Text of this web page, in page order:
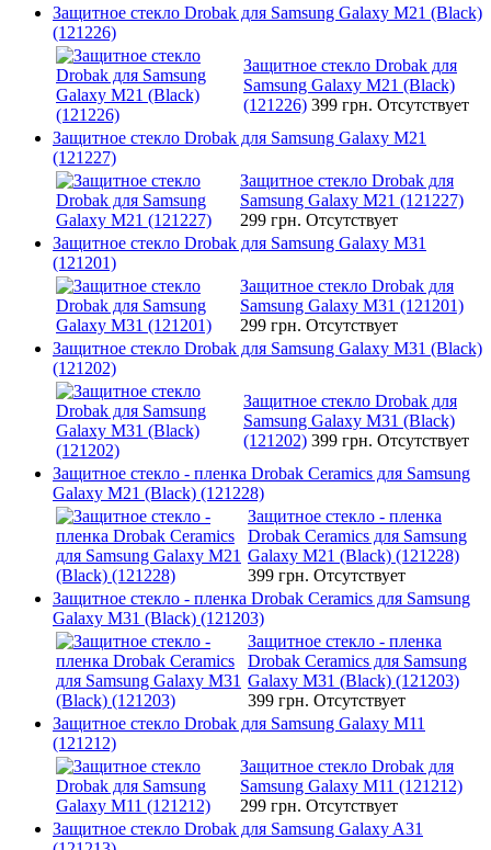
Защитное стекло Drobak для Samsung Galaxy М21 (Black)
(121226)
Защитное стекло Drobak для
Samsung Galaxy М21 (Black)
(121226) 399 грн. Отсутствует
Защитное стекло Drobak для Samsung Galaxy М21
(121227)
Защитное стекло Drobak для
Samsung Galaxy М21 (121227)
299 грн. Отсутствует
Защитное стекло Drobak для Samsung Galaxy М31
(121201)
Защитное стекло Drobak для
Samsung Galaxy М31 (121201)
299 грн. Отсутствует
Защитное стекло Drobak для Samsung Galaxy М31 (Black)
(121202)
Защитное стекло Drobak для
Samsung Galaxy М31 (Black)
(121202) 399 грн. Отсутствует
Защитное стекло - пленка Drobak Ceramics для Samsung
Galaxy M21 (Black) (121228)
Защитное стекло - пленка
Drobak Ceramics для Samsung
Galaxy M21 (Black) (121228)
399 грн. Отсутствует
Защитное стекло - пленка Drobak Ceramics для Samsung
Galaxy M31 (Black) (121203)
Защитное стекло - пленка
Drobak Ceramics для Samsung
Galaxy M31 (Black) (121203)
399 грн. Отсутствует
Защитное стекло Drobak для Samsung Galaxy M11
(121212)
Защитное стекло Drobak для
Samsung Galaxy M11 (121212)
299 грн. Отсутствует
Защитное стекло Drobak для Samsung Galaxy A31